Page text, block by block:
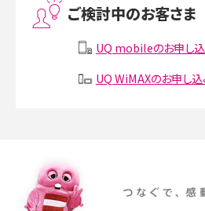
Instagram（インスタグラム）でスクショすると
SMSとは？料金やできること、注意点や届かな
iPhone 16eとiPhone SE（第3世代）の違いは？
iPhone 16eとiPhone 14を徹底比較！スペック
ご検討中のお客さま
UQ mobileのお申し込
UQ WiMAXのお申し込